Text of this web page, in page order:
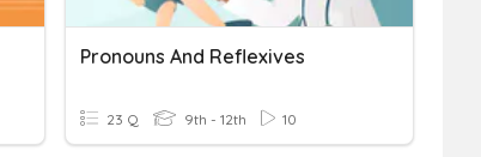
Pronouns And Reflexives
23 Q 9th - 12th 10